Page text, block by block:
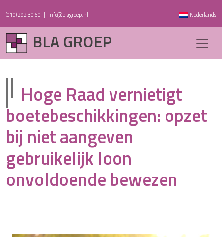
(010) 292 30 60 | info@blagroep.nl Nederlands
BLA GROEP
Hoge Raad vernietigt
boetebeschikkingen: opzet
bij niet aangeven
gebruikelijk loon
onvoldoende bewezen